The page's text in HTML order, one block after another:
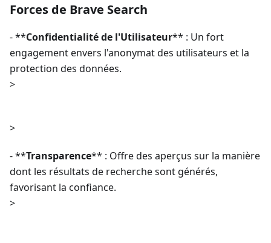
Forces de Brave Search
- **Confidentialité de l'Utilisateur** : Un fort
engagement envers l'anonymat des utilisateurs et la
protection des données.
>
>
- **Transparence** : Offre des aperçus sur la manière
dont les résultats de recherche sont générés,
favorisant la confiance.
>